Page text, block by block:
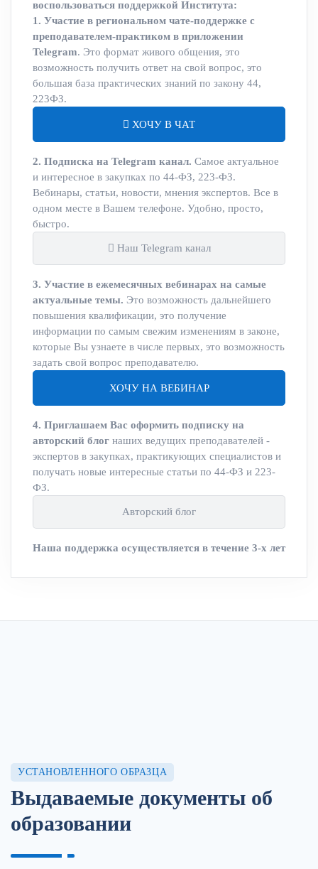
воспользоваться поддержкой Института:
1. Участие в региональном чате-поддержке с
преподавателем-практиком в приложении
Telegram. Это формат живого общения, это
возможность получить ответ на свой вопрос, это
большая база практических знаний по закону 44,
223ФЗ.
ХОЧУ В ЧАТ
2. Подписка на Telegram канал. Самое актуальное
и интересное в закупках по 44-ФЗ, 223-ФЗ.
Вебинары, статьи, новости, мнения экспертов. Все в
одном месте в Вашем телефоне. Удобно, просто,
быстро.
Наш Telegram канал
3. Участие в ежемесячных вебинарах на самые
актуальные темы. Это возможность дальнейшего
повышения квалификации, это получение
информации по самым свежим изменениям в законе,
которые Вы узнаете в числе первых, это возможность
задать свой вопрос преподавателю.
ХОЧУ НА ВЕБИНАР
4. Приглашаем Вас оформить подписку на
авторский блог наших ведущих преподавателей -
экспертов в закупках, практикующих специалистов и
получать новые интересные статьи по 44-ФЗ и 223-
ФЗ.
Авторский блог
Наша поддержка осуществляется в течение 3-х лет
УСТАНОВЛЕННОГО ОБРАЗЦА
Выдаваемые документы об
образовании